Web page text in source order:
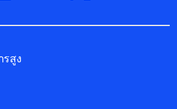
สูง